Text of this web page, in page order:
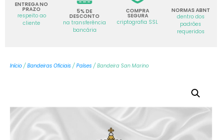
ENTREGA NO
PRAZO
respeito ao
cliente
5% DE
DESCONTO
na transferência
bancária
COMPRA
SEGURA
criptografia SSL
NORMAS ABNT
dentro dos
padrões
requeridos
Início / Bandeiras Oficiais / Países / Bandeira San Marino